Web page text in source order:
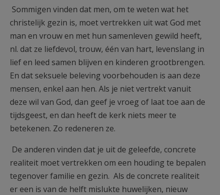
Sommigen vinden dat men, om te weten wat het
christelijk gezin is, moet vertrekken uit wat God met
man en vrouw en met hun samenleven gewild heeft,
nl. dat ze liefdevol, trouw, één van hart, levenslang in
lief en leed samen blijven en kinderen grootbrengen.
En dat seksuele beleving voorbehouden is aan deze
mensen, enkel aan hen. Als je niet vertrekt vanuit
deze wil van God, dan geef je vroeg of laat toe aan de
tijdsgeest, en dan heeft de kerk niets meer te
betekenen. Zo redeneren ze.
De anderen vinden dat je uit de geleefde, concrete
realiteit moet vertrekken om een houding te bepalen
tegenover familie en gezin. Als de concrete realiteit
er een is van de helft mislukte huwelijken, nieuw